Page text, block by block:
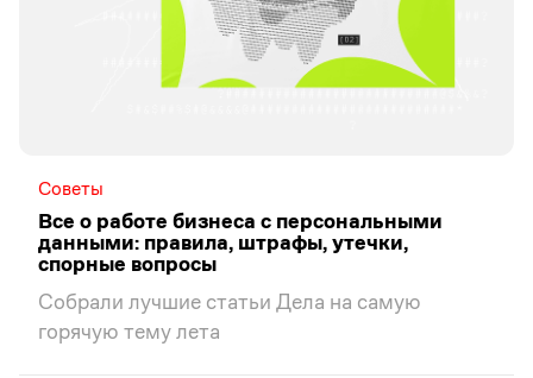
Советы
Все о работе бизнеса с персональными
данными: правила, штрафы, утечки,
спорные вопросы
Собрали лучшие статьи Дела на самую
горячую тему лета